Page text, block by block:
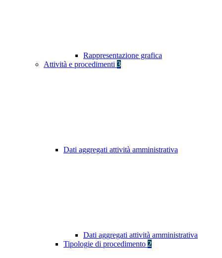
Rappresentazione grafica
Attività e procedimenti 3
Dati aggregati attività amministrativa
Dati aggregati attività amministrativa
Tipologie di procedimento 2